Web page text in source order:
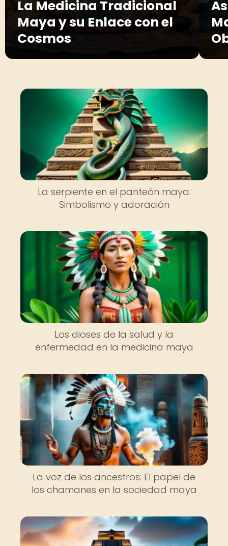
La Medicina Tradicional
Maya y su Enlace con el
Cosmos
La serpiente en el panteón maya:
Simbolismo y adoración
Los dioses de la salud y la
enfermedad en la medicina maya
La voz de los ancestros: El papel de
los chamanes en la sociedad maya